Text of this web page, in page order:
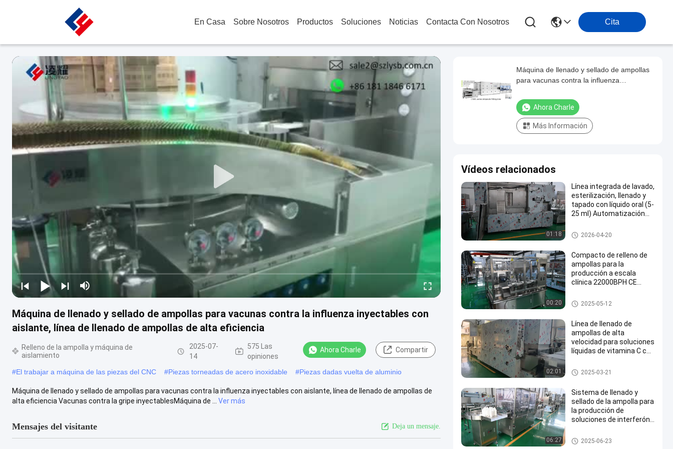
En Casa Sobre Nosotros Productos Soluciones Noticias Contacta Con Nosotros Cita
Máquina de llenado y sellado de ampollas para vacunas contra la influenza inyectables con
aislante, línea de llenado de ampollas de alta eficiencia
Relleno de la ampolla y máquina de
aislamiento
2025-07-
14
575 Las
opiniones
Ahora Charle Compartir
#El trabajar a máquina de las piezas del CNC #Piezas torneadas de acero inoxidable #Piezas dadas vuelta de aluminio
Máquina de llenado y sellado de ampollas para vacunas contra la influenza inyectables con aislante, línea de llenado de ampollas de
alta eficiencia Vacunas contra la gripe inyectablesMáquina de ...
Ver más
Mensajes del visitante Deja un mensaje.
Máquina de llenado y sellado de ampollas
para vacunas contra la influenza
de ampollas de alta eficiencia
Ahora Charle
Más Información
Vídeos relacionados
01:18
Línea integrada de lavado,
esterilización, llenado y
tapado con líquido oral (5-
25 ml) Automatización
capacidad con tecnología
de seguimiento de
máquina de rellenar del frasco
2026-04-20
00:20
Compacto de relleno de
ampollas para la
producción a escala
clínica 22000BPH CE
con el sistema ISO Clase
A LAF
Máquina de rellenar de la amp
olla
2025-05-12
02:01
Línea de llenado de
ampollas de alta
velocidad para soluciones
líquidas de vitamina C con
cumplimiento de GMP
Relleno de la ampolla y máqui
na de aislamiento
2025-03-21
06:27
Sistema de llenado y
sellado de la ampolla para
la producción de
soluciones de interferón,
después de llenar
Relleno de la ampolla y máqui
na de aislamiento
2025-06-23